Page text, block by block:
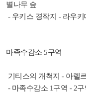
별나무 숲
- 우키스 경작지 - 라우
마족수감소 5구역
기티스의 개척지 - 아렐
- 마족수감소 1구역 - 2